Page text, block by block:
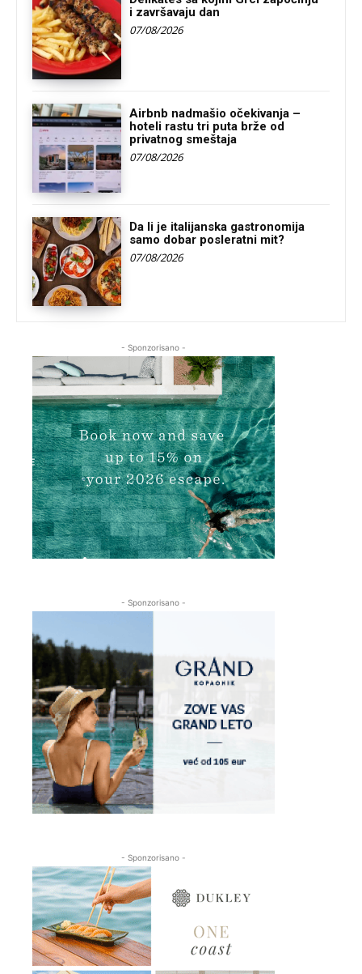
i završavaju dan
07/08/2026
Airbnb nadmašio očekivanja –
hoteli rastu tri puta brže od
privatnog smeštaja
07/08/2026
Da li je italijanska gastronomija
samo dobar posleratni mit?
07/08/2026
- Sponzorisano -
- Sponzorisano -
- Sponzorisano -